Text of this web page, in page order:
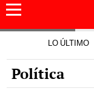
LO ÚLTIMO
Política